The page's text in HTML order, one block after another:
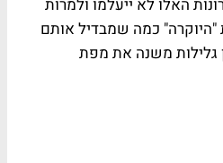
האלו לא ייעלמו ולמרות
כמה שמבדיל אותם
גלילות משנה את מפת